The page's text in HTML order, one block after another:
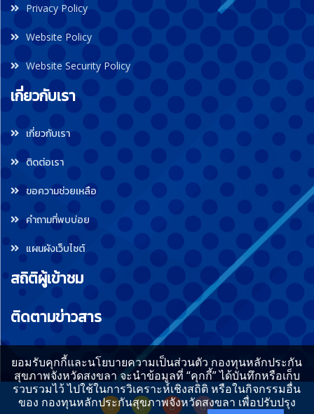
Privacy Policy
Website Policy
Website Security Policy
เกี่ยวกับเรา
เกี่ยวกับเรา
ติดต่อเรา
ขอความช่วยเหลือ
คำถามที่พบบ่อย
แผนผังเว็บไซต์
สถิติผู้เข้าชม
ติดตามข่าวสาร
ยอมรับคุกกี้และนโยบายความเป็นส่วนตัว กองทุนหลักประกัน
สุขภาพจังหวัดสงขลา จะนำข้อมูลที่ “คุกกี้” ได้บันทึกหรือเก็บ
รวบรวมไว้ ไปใช้ในการวิเคราะห์เชิงสถิติ หรือในกิจกรรมอื่น
ของ กองทุนหลักประกันสุขภาพจังหวัดสงขลา เพื่อปรับปรุง